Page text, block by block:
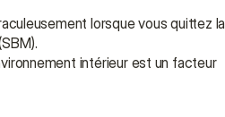
lorsque vous quittez la
intérieur est un facteur